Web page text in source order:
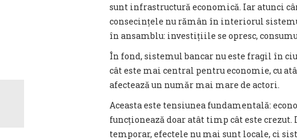
sunt infrastructură economică. Iar atunci
consecințele nu rămân în interiorul
în ansamblu: investițiile se opresc,
În fond, sistemul bancar nu este fragil în
cât este mai central pentru economie, cu
afectează un număr mai mare de actori.
Aceasta este tensiunea fundamentală:
funcționează doar atât timp cât este
temporar, efectele nu mai sunt locale, ci